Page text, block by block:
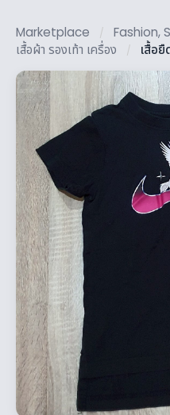
Marketplace /
Fashion,
เสื้อผ้า รองเท้า เครื่อง
/ เสื้อ